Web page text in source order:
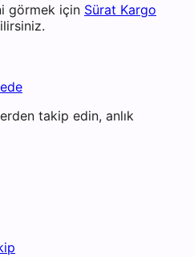
görmek için Sürat Kargo
takip edin, anlık